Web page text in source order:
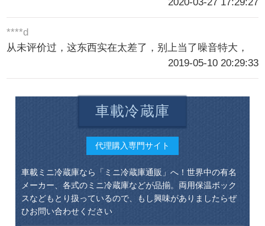
****d
从未评价过，这东西实在太差了，别上当了噪音特大，
2019-05-10 20:29:33
車載冷蔵庫
代理購入専門サイト
車載ミニ冷蔵庫なら「ミニ冷蔵庫通販」へ！世界中の有名
メーカー、各式のミニ冷蔵庫などが品揃。両用保温ボック
スなどもとり扱っているので、もし興味がありましたらぜ
ひお問い合わせください